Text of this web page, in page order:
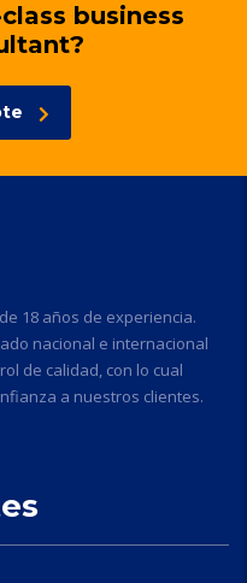
business
18 años de experiencia.
nacional e internacional
de calidad, con lo cual
a nuestros clientes.